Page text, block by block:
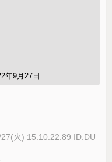
年9月27日
火) 15:10:22.89 ID:DU